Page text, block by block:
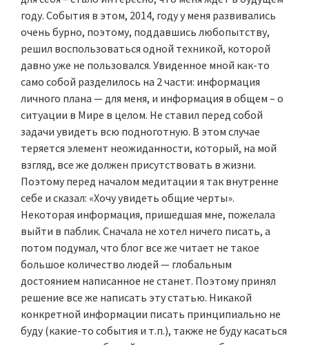
году. События в этом, 2014, году у меня развивались
очень бурно, поэтому, поддавшись любопытству,
решил воспользоваться одной техникой, которой
давно уже не пользовался. Увиденное мной как-то
само собой разделилось на 2 части: информация
личного плана — для меня, и информация в общем – о
ситуации в Мире в целом. Не ставил перед собой
задачи увидеть всю подноготную. В этом случае
теряется элемент неожиданности, который, на мой
взгляд, все же должен присутствовать в жизни.
Поэтому перед началом медитации я так внутренне
себе и сказал: «Хочу увидеть общие черты».
Некоторая информация, пришедшая мне, пожелала
выйти в паблик. Сначала не хотел ничего писать, а
потом подумал, что блог все же читает не такое
большое количество людей — глобальным
достоянием написанное не станет. Поэтому принял
решение все же написать эту статью. Никакой
конкретной информации писать принципиально не
буду (какие-то события и т.п.), также не буду касаться